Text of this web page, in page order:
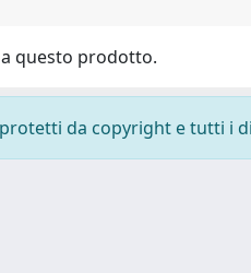
questo prodotto.
da copyright e tutti i